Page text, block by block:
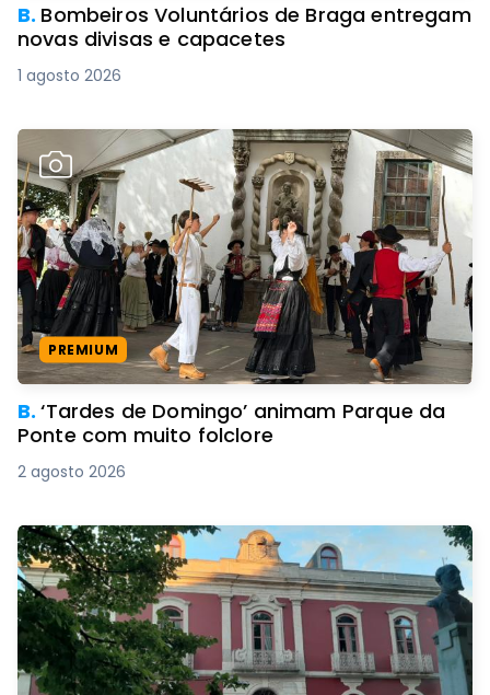
B. Bombeiros Voluntários de Braga entregam
novas divisas e capacetes
1 agosto 2026
PREMIUM
B.‘Tardes de Domingo’ animam Parque da
Ponte com muito folclore
2 agosto 2026